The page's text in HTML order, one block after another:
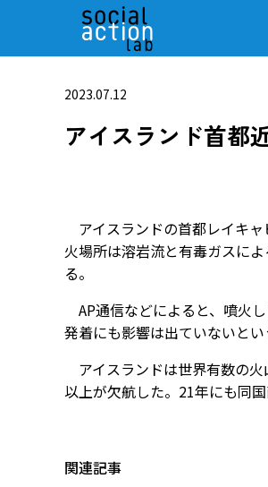
2023.07.12
アイスランド首都
アイスランドの首都レイキ
火場所は溶岩流と有毒ガスに
る。
AP通信などによると、噴火
発着にも影響は出ていないとい
アイスランドは世界有数の
以上が欠航した。21年にも同
関連記事